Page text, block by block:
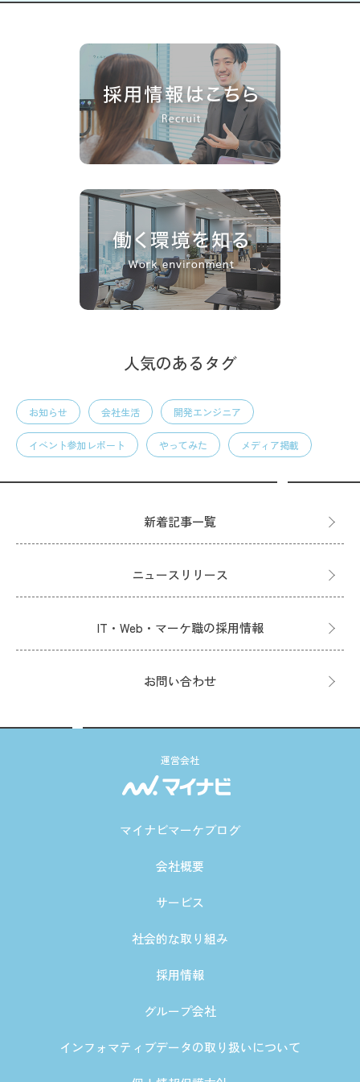
人気のあるタグ
お知らせ 会社生活 開発エンジニア
イベント参加レポート やってみた メディア掲載
新着記事一覧
ニュースリリース
IT・Web・マーケ職の採用情報
お問い合わせ
運営会社
マイナビマーケブログ
会社概要
サービス
社会的な取り組み
採用情報
グループ会社
インフォマティブデータの取り扱いについて